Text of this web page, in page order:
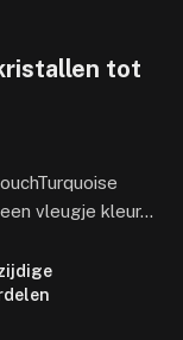
tot
vleugje kleur…